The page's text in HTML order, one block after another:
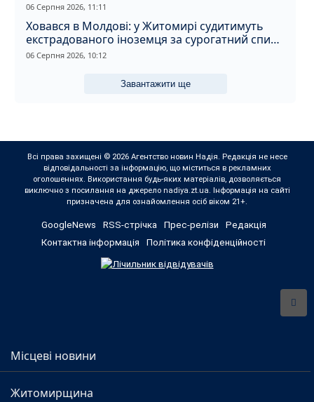
06 Серпня 2026, 11:11
Ховався в Молдові: у Житомирі судитимуть
екстрадованого іноземця за сурогатний спирт
і відмивання грошей
06 Серпня 2026, 10:12
Завантажити ще
Всі права захищені © 2026 Агентство новин Надія. Редакція не несе
відповідальності за інформацію, що міститься в рекламних
оголошеннях. Використання будь-яких матеріалів, дозволяється
виключно з посилання на джерело nadiya.zt.ua. Інформація на сайті
призначена для ознайомлення осіб віком 21+.
GoogleNews RSS-стрічка Прес-релізи
Редакція
Контактна інформація
Політика конфіденційності
Місцеві новини
Житомирщина